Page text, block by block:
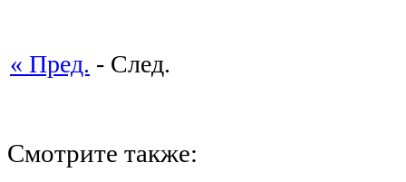
« Пред. - След.
Смотрите также: